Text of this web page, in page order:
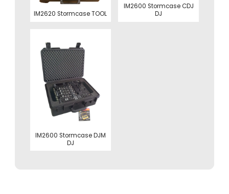
IM2620 Stormcase TOOL
IM2600 Stormcase CDJ
DJ
IM2600 Stormcase DJM
DJ